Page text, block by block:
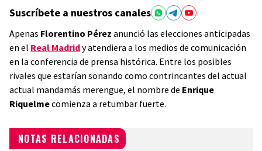
Suscríbete a nuestros canales
Apenas Florentino Pérez anunció las elecciones anticipadas
en el Real Madridy atendiera a los medios de comunicación
en la conferencia de prensa histórica. Entre los posibles
rivales que estarían sonando como contrincantes del actual
actual mandamás merengue, el nombre de Enrique
Riquelmecomienza a retumbar fuerte.
NOTAS RELACIONADAS